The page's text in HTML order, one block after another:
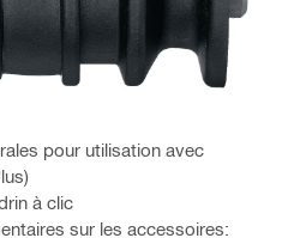
pour utilisation avec
à clic
sur les accessoires: